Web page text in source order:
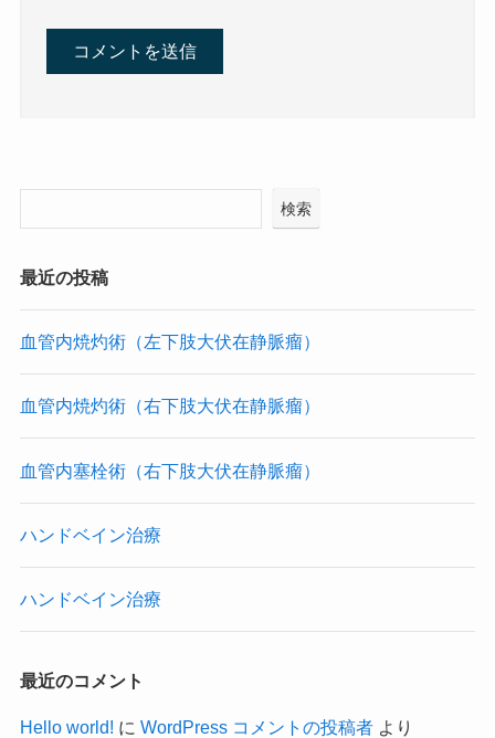
検索
最近の投稿
血管内焼灼術（左下肢大伏在静脈瘤）
血管内焼灼術（右下肢大伏在静脈瘤）
血管内塞栓術（右下肢大伏在静脈瘤）
ハンドベイン治療
ハンドベイン治療
最近のコメント
Hello world! に WordPress コメントの投稿者より